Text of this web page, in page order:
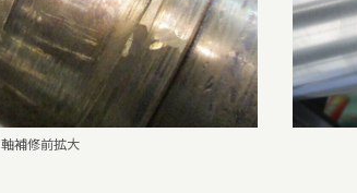
軸補修前拡大